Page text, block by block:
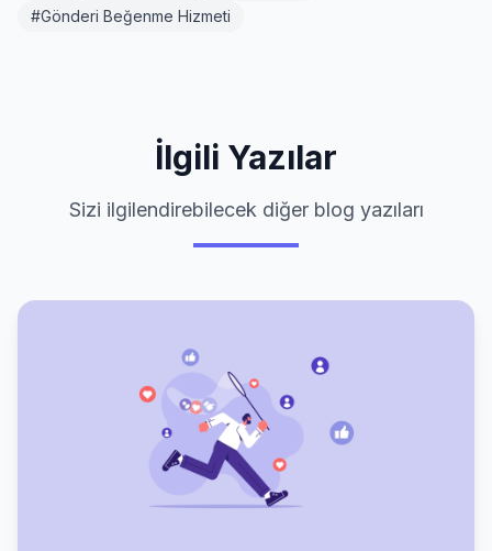
#Gönderi Beğenme Hizmeti
İlgili Yazılar
Sizi ilgilendirebilecek diğer blog yazıları